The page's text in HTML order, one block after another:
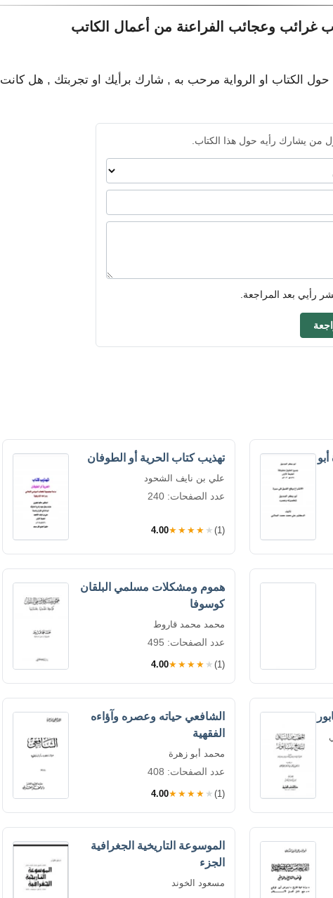
غرائب وعجائب الفراعنة من أعمال الكاتب
حول الكتاب او الرواية مرحب به , شارك برأيك او تجربتك , هل كانت
من يشارك رأيه حول هذا الكتاب.
رأيي بعد المراجعة.
تهذيب كتاب الحرية أو الطوفان
علي بن نايف الشحود
عدد الصفحات: 240
4.00★★★★★ (1)
هموم ومشكلات مسلمي البلقان
كوسوفا
محمد محمد قاروط
عدد الصفحات: 495
4.00★★★★★ (1)
الشافعي حياته وعصره وآؤاءه
الفقهية
محمد أبو زهرة
عدد الصفحات: 408
4.00★★★★★ (1)
الموسوعة التاريخية الجغرافية
الجزء
مسعود الخوند